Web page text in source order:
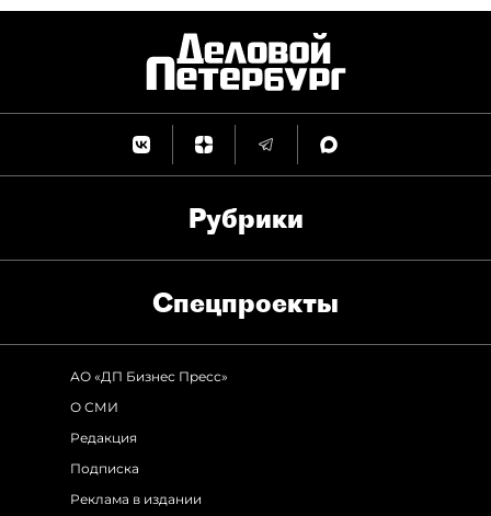
Рубрики
Спец­проекты
АО «ДП Бизнес Пресс»
О СМИ
Редакция
Подписка
Реклама в издании